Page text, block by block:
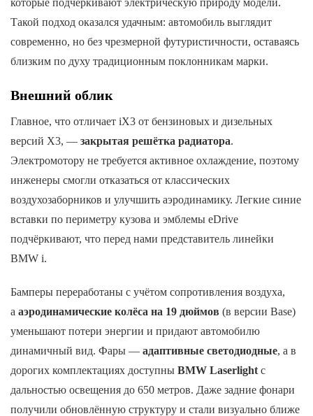
которые подчёркивают электрическую природу модели.
Такой подход оказался удачным: автомобиль выглядит
современно, но без чрезмерной футуристичности, оставаясь
близким по духу традиционным поклонникам марки.
Внешний облик
Главное, что отличает iX3 от бензиновых и дизельных
версий X3, — закрытая решётка радиатора.
Электромотору не требуется активное охлаждение, поэтому
инженеры смогли отказаться от классических
воздухозаборников и улучшить аэродинамику. Легкие синие
вставки по периметру кузова и эмблемы eDrive
подчёркивают, что перед нами представитель линейки
BMW i.
Бамперы переработаны с учётом сопротивления воздуха,
а аэродинамические колёса на 19 дюймов (в версии Base)
уменьшают потери энергии и придают автомобилю
динамичный вид. Фары — адаптивные светодиодные, а в
дорогих комплектациях доступны BMW Laserlight с
дальностью освещения до 650 метров. Даже задние фонари
получили обновлённую структуру и стали визуально ближе